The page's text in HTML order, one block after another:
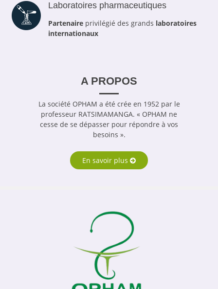
Laboratoires pharmaceutiques
Partenaire privilégié des grands laboratoires
internationaux
A PROPOS
La société OPHAM a été crée en 1952 par le
professeur RATSIMAMANGA. « OPHAM ne
cesse de se dépasser pour répondre à vos
besoins ».
En savoir plus